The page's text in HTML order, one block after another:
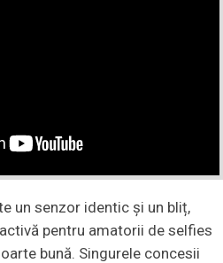
un senzor identic și un bliț,
pentru amatorii de selfies
bună. Singurele concesii